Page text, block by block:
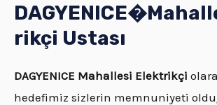
DAGYENICE�
rikçi Ustası
DAGYENICE Mahallesi Elektrikçi
hedefimiz sizlerin memnuniyeti